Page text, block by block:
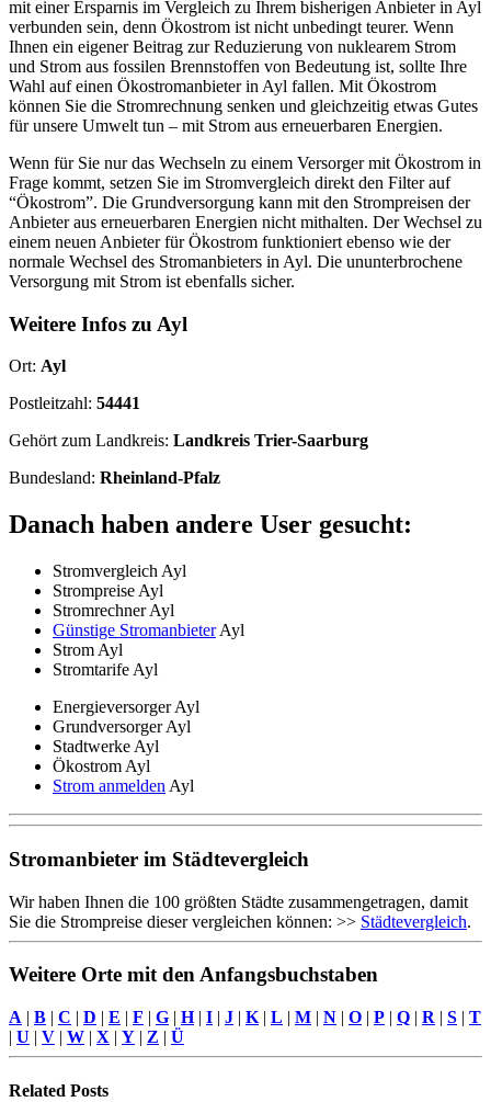
mit einer Ersparnis im Vergleich zu Ihrem bisherigen Anbieter in Ayl
verbunden sein, denn Ökostrom ist nicht unbedingt teurer. Wenn
Ihnen ein eigener Beitrag zur Reduzierung von nuklearem Strom
und Strom aus fossilen Brennstoffen von Bedeutung ist, sollte Ihre
Wahl auf einen Ökostromanbieter in Ayl fallen. Mit Ökostrom
können Sie die Stromrechnung senken und gleichzeitig etwas Gutes
für unsere Umwelt tun – mit Strom aus erneuerbaren Energien.
Wenn für Sie nur das Wechseln zu einem Versorger mit Ökostrom in
Frage kommt, setzen Sie im Stromvergleich direkt den Filter auf
“Ökostrom”. Die Grundversorgung kann mit den Strompreisen der
Anbieter aus erneuerbaren Energien nicht mithalten. Der Wechsel zu
einem neuen Anbieter für Ökostrom funktioniert ebenso wie der
normale Wechsel des Stromanbieters in Ayl. Die ununterbrochene
Versorgung mit Strom ist ebenfalls sicher.
Weitere Infos zu Ayl
Ort: Ayl
Postleitzahl: 54441
Gehört zum Landkreis: Landkreis Trier-Saarburg
Bundesland: Rheinland-Pfalz
Danach haben andere User gesucht:
Stromvergleich Ayl
Strompreise Ayl
Stromrechner Ayl
Günstige StromanbieterAyl
Strom Ayl
Stromtarife Ayl
Energieversorger Ayl
Grundversorger Ayl
Stadtwerke Ayl
Ökostrom Ayl
Strom anmelden Ayl
Stromanbieter im Städtevergleich
Wir haben Ihnen die 100 größten Städte zusammengetragen, damit
Sie die Strompreise dieser vergleichen können: >> Städtevergleich.
Weitere Orte mit den Anfangsbuchstaben
A | B | C | D | E | F | G | H| I | J | K | L | M | N | O | P | Q | R | S | T
| U | V | W | X | Y | Z | Ü
Related Posts